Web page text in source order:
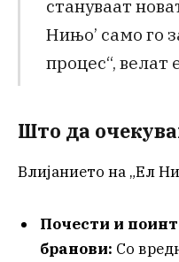
стануваат
Нињо’ само го
процес“, велат
Што да
Влијанието на „Ел
Почести и
бранови: Со